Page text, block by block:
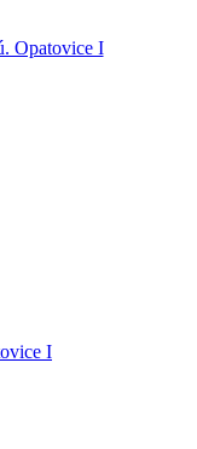
Opatovice I